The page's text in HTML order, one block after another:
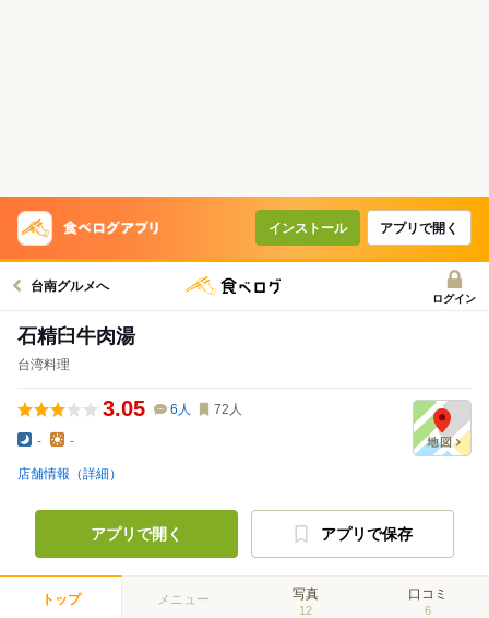
インストール アプリで開く
台南グルメへ
ログイン
石精臼牛肉湯
台湾料理
3.05 6 人 72 人
- -
店舗情報（詳細）
アプリで開く アプリで保存
トップ メニュー 写真
12
口コミ
6